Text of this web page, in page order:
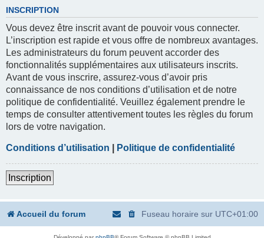
INSCRIPTION
Vous devez être inscrit avant de pouvoir vous connecter.
L’inscription est rapide et vous offre de nombreux avantages.
Les administrateurs du forum peuvent accorder des
fonctionnalités supplémentaires aux utilisateurs inscrits.
Avant de vous inscrire, assurez-vous d’avoir pris
connaissance de nos conditions d’utilisation et de notre
politique de confidentialité. Veuillez également prendre le
temps de consulter attentivement toutes les règles du forum
lors de votre navigation.
Conditions d’utilisation Politique de confidentialité
Inscription
Accueil du forum Fuseau horaire sur UTC+01:00